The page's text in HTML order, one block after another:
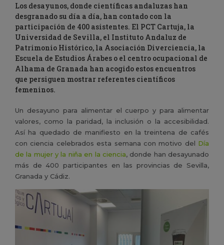
Los desayunos, donde científicas andaluzas han
desgranado su día a día, han contado con la
participación de 400 asistentes. El PCT Cartuja, la
Universidad de Sevilla, el Instituto Andaluz de
Patrimonio Histórico, la Asociación Diverciencia, la
Escuela de Estudios Árabes o el centro ocupacional de
Alhama de Granada han acogido estos encuentros
que persiguen mostrar referentes científicos
femeninos.
Un desayuno para alimentar el cuerpo y para alimentar
valores, como la paridad, la inclusión o la accesibilidad.
Así ha quedado de manifiesto en la treintena de cafés
con ciencia celebrados esta semana con motivo del Día
de la mujer y la niña en la ciencia, donde han desayunado
más de 400 participantes en las provincias de Sevilla,
Granada y Cádiz.